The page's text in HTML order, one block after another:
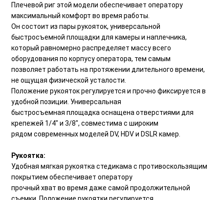
Плечевой риг этой модели обеспечивает оператору
максимальный комфорт во время работы.
Он состоит из пары рукояток, универсальной
быстросъемной площадки для камеры и наплечника,
который равномерно распределяет массу всего
оборудования по корпусу оператора, тем самым
позволяет работать на протяжении длительного времени,
не ощущая физической усталости.
Положение рукояток регулируется и прочно фиксируется в
удобной позиции. Универсальная
быстросъемная площадка оснащена отверстиями для
крепежей 1/4" и 3/8", совместима с широким
рядом современных моделей DV, HDV и DSLR камер.
Рукоятка:
Удобная мягкая рукоятка стедикама с противоскользящим
покрытием обеспечивает оператору
прочный хват во время даже самой продолжительной
съемки. Положение рукоятки регулируется